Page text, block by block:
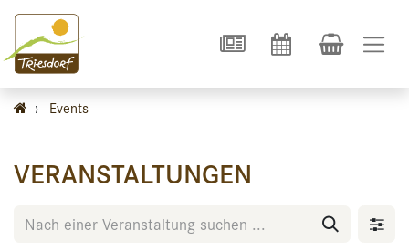
› Events
VERANSTALTUNGEN